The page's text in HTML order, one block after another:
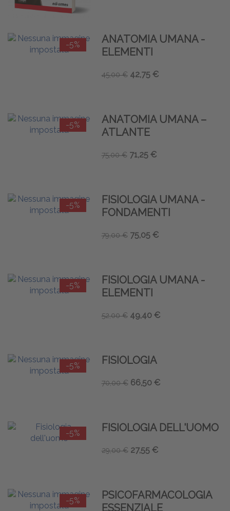
-5%
ANATOMIA UMANA -
ELEMENTI
45,00 € 42,75 €
-5%
ANATOMIA UMANA –
ATLANTE
75,00 € 71,25 €
-5%
FISIOLOGIA UMANA -
FONDAMENTI
79,00 € 75,05 €
-5%
FISIOLOGIA UMANA -
ELEMENTI
52,00 € 49,40 €
-5% FISIOLOGIA
70,00 € 66,50 €
-5% FISIOLOGIA DELL'UOMO
29,00 € 27,55 €
-5%
PSICOFARMACOLOGIA
ESSENZIALE